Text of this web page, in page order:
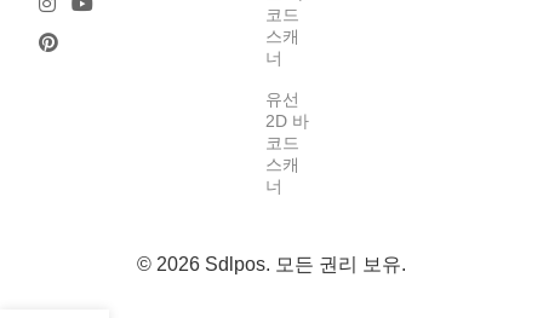
코드
스캐
너
유선
2D 바
코드
스캐
너
© 2026 Sdlpos. 모든 권리 보유.